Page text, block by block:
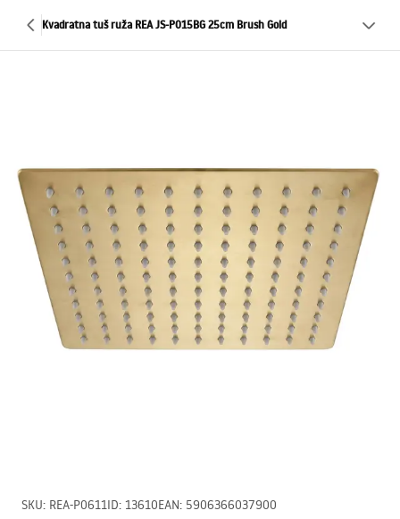
Kvadratna tuš ruža REA JS-P015BG 25cm Brush Gold
SKU: REA-P0611ID: 13610EAN: 5906366037900